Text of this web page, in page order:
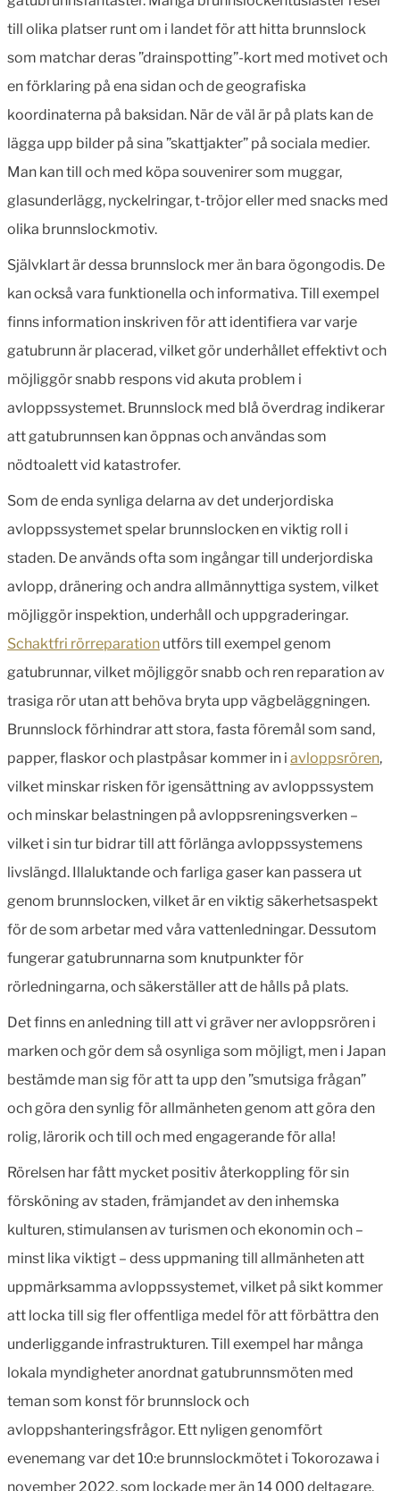
till olika platser runt om i landet för att hitta brunnslock
som matchar deras ”drainspotting”-kort med motivet och
en förklaring på ena sidan och de geografiska
koordinaterna på baksidan. När de väl är på plats kan de
lägga upp bilder på sina ”skattjakter” på sociala medier.
Man kan till och med köpa souvenirer som muggar,
glasunderlägg, nyckelringar, t-tröjor eller med snacks med
olika brunnslockmotiv.
Självklart är dessa brunnslock mer än bara ögongodis. De
kan också vara funktionella och informativa. Till exempel
finns information inskriven för att identifiera var varje
gatubrunn är placerad, vilket gör underhållet effektivt och
möjliggör snabb respons vid akuta problem i
avloppssystemet. Brunnslock med blå överdrag indikerar
att gatubrunnsen kan öppnas och användas som
nödtoalett vid katastrofer.
Som de enda synliga delarna av det underjordiska
avloppssystemet spelar brunnslocken en viktig roll i
staden. De används ofta som ingångar till underjordiska
avlopp, dränering och andra allmännyttiga system, vilket
möjliggör inspektion, underhåll och uppgraderingar.
Schaktfri rörreparation utförs till exempel genom
gatubrunnar, vilket möjliggör snabb och ren reparation av
trasiga rör utan att behöva bryta upp vägbeläggningen.
Brunnslock förhindrar att stora, fasta föremål som sand,
papper, flaskor och plastpåsar kommer in i avloppsrören,
vilket minskar risken för igensättning av avloppssystem
och minskar belastningen på avloppsreningsverken –
vilket i sin tur bidrar till att förlänga avloppssystemens
livslängd. Illaluktande och farliga gaser kan passera ut
genom brunnslocken, vilket är en viktig säkerhetsaspekt
för de som arbetar med våra vattenledningar. Dessutom
fungerar gatubrunnarna som knutpunkter för
rörledningarna, och säkerställer att de hålls på plats.
Det finns en anledning till att vi gräver ner avloppsrören i
marken och gör dem så osynliga som möjligt, men i Japan
bestämde man sig för att ta upp den ”smutsiga frågan”
och göra den synlig för allmänheten genom att göra den
rolig, lärorik och till och med engagerande för alla!
Rörelsen har fått mycket positiv återkoppling för sin
försköning av staden, främjandet av den inhemska
kulturen, stimulansen av turismen och ekonomin och –
minst lika viktigt – dess uppmaning till allmänheten att
uppmärksamma avloppssystemet, vilket på sikt kommer
att locka till sig fler offentliga medel för att förbättra den
underliggande infrastrukturen. Till exempel har många
lokala myndigheter anordnat gatubrunnsmöten med
teman som konst för brunnslock och
avloppshanteringsfrågor. Ett nyligen genomfört
evenemang var det 10:e brunnslockmötet i Tokorozawa i
november 2022, som lockade mer än 14 000 deltagare.